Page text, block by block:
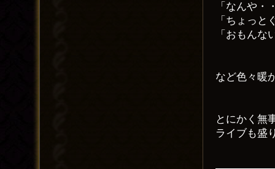
「なんや・
「ちょっ
「おもんな
など色々暖
とにかく無
ライブも盛